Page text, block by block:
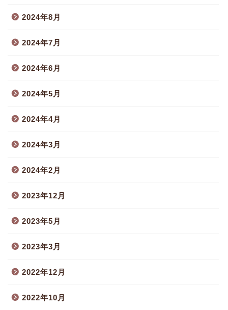
2024年8月
2024年7月
2024年6月
2024年5月
2024年4月
2024年3月
2024年2月
2023年12月
2023年5月
2023年3月
2022年12月
2022年10月